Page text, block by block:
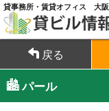
貸事務所・賃貸オフィス 大阪
戻る
パール